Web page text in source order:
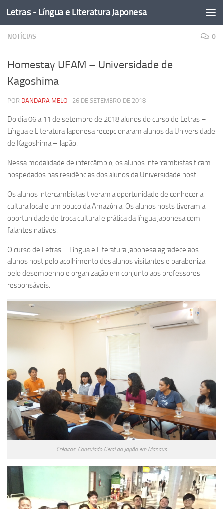
Skip to content
Letras - Língua e Literatura Japonesa
NOTÍCIAS 0
Homestay UFAM – Universidade de
Kagoshima
POR DANDARA MELO · 26 DE SETEMBRO DE 2018
Do dia 06 a 11 de setembro de 2018 alunos do curso de Letras –
Língua e Literatura Japonesa recepcionaram alunos da Universidade
de Kagoshima – Japão.
Nessa modalidade de intercâmbio, os alunos intercambistas ficam
hospedados nas residências dos alunos da Universidade host.
Os alunos intercambistas tiveram a oportunidade de conhecer a
cultura local e um pouco da Amazônia. Os alunos hosts tiveram a
oportunidade de troca cultural e prática da língua japonesa com
falantes nativos.
O curso de Letras – Língua e Literatura Japonesa agradece aos
alunos host pelo acolhimento dos alunos visitantes e parabeniza
pelo desempenho e organização em conjunto aos professores
responsáveis.
Créditos: Consulado Geral do Japão em Manaus